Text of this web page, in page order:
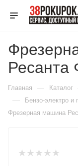
Главная — Каталог
— Бензо-электро и
Фрезерная машина